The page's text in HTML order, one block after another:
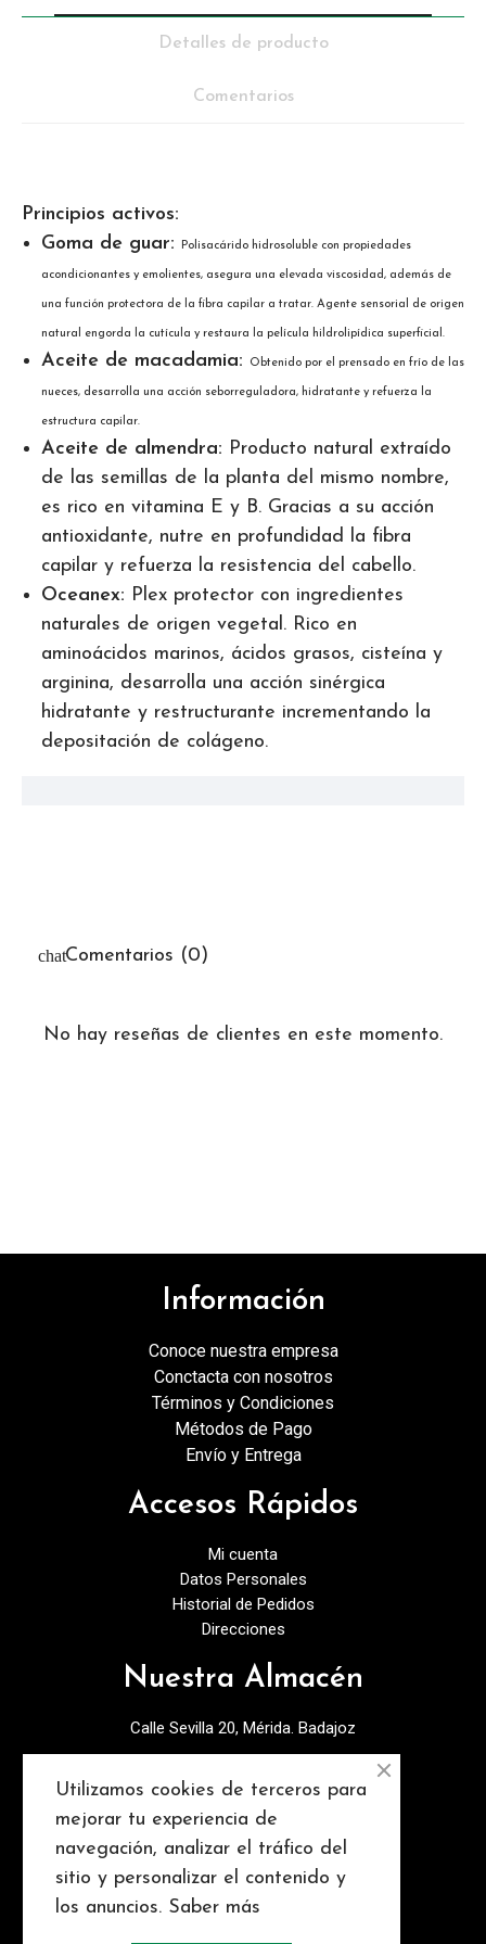
Detalles de producto
Comentarios
Principios activos:
Goma de guar:
Polisacárido hidrosoluble con propiedades
acondicionantes y emolientes, asegura una elevada viscosidad, además de
una función protectora de la fibra capilar a tratar. Agente sensorial de origen
natural engorda la cutícula y restaura la película hildrolipídica superficial.
Aceite de macadamia: Obtenido por el prensado en frío de las
nueces, desarrolla una acción seborreguladora, hidratante y refuerza la
estructura capilar.
Aceite de almendra: Producto natural extraído
de las semillas de la planta del mismo nombre,
es rico en vitamina E y B. Gracias a su acción
antioxidante, nutre en profundidad la fibra
capilar y refuerza la resistencia del cabello.
Oceanex: Plex protector con ingredientes
naturales de origen vegetal. Rico en
aminoácidos marinos, ácidos grasos, cisteína y
arginina, desarrolla una acción sinérgica
hidratante y restructurante incrementando la
depositación de colágeno.
Comentarios (0)
No hay reseñas de clientes en este momento.
Información
Conoce nuestra empresa
Conctacta con nosotros
Términos y Condiciones
Métodos de Pago
Envío y Entrega
Accesos Rápidos
Mi cuenta
Datos Personales
Historial de Pedidos
Direcciones
Nuestra Almacén
Calle Sevilla 20, Mérida. Badajoz
info@discopebell.com
Consejos y contenidos
Utilizamos cookies de terceros para
mejorar tu experiencia de
navegación, analizar el tráfico del
sitio y personalizar el contenido y
los anuncios. Saber más